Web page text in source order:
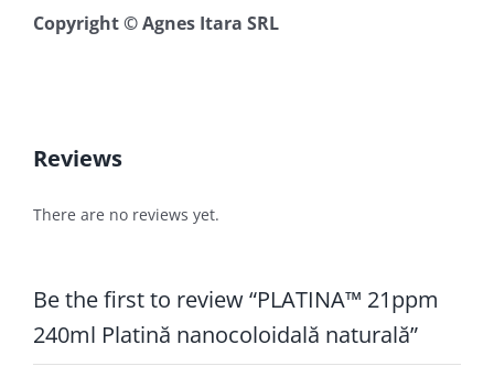
Copyright © Agnes Itara SRL
Reviews
There are no reviews yet.
Be the first to review “PLATINA™ 21ppm
240ml Platină nanocoloidală naturală”